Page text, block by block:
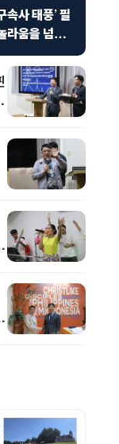
속사 태풍’ 필
라움을 넘어